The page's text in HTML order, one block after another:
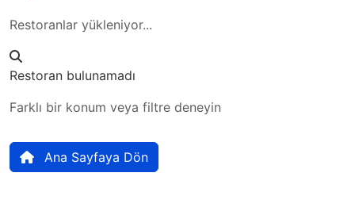
Restoranlar yükleniyor...
Restoran bulunamadı
Farklı bir konum veya filtre deneyin
Ana Sayfaya Dön